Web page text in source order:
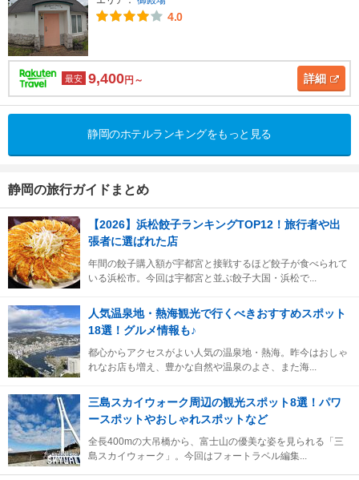
4.0
最安 9,400円～ 詳細
静岡のホテルランキングをもっと見る
静岡の旅行ガイドまとめ
【2026】浜松餃子ランキングTOP12！旅行者や出
張者に選ばれた店
年間の餃子購入額が宇都宮と接戦するほど餃子が食べられて
いる浜松市。今回は宇都宮と並ぶ餃子大国・浜松で...
人気温泉地・熱海観光で行くべきおすすめスポット
18選！グルメ情報も♪
都心からアクセスがよい人気の温泉地・熱海。昨今はおしゃ
れなお店も増え、豊かな自然や温泉のよさ、また海...
三島スカイウォーク周辺の観光スポット8選！パワ
ースポットやおしゃれスポットなど
全長400mの大吊橋から、富士山の優美な姿を見られる「三
島スカイウォーク」。今回はフォートラベル編集...